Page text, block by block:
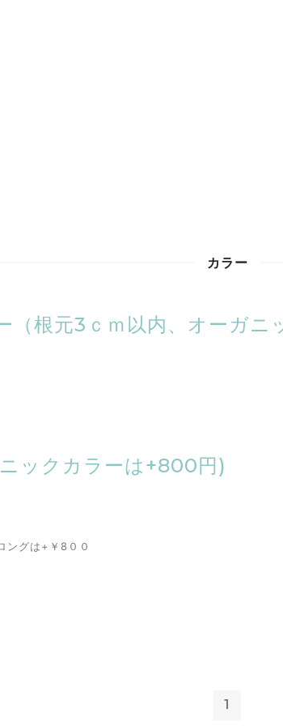
カラー
（根元3ｃｍ以内、オーガニ
ックカラーは+800円)
ングは+￥8００
1